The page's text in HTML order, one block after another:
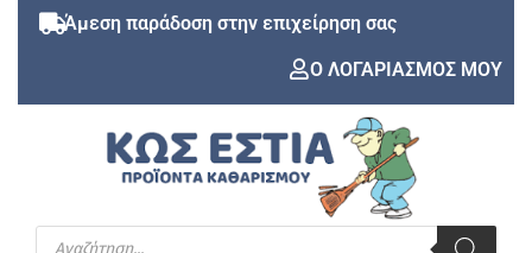
Άμεση παράδοση στην επιχείρηση σας
Ο ΛΟΓΑΡΙΑΣΜΟΣ ΜΟΥ